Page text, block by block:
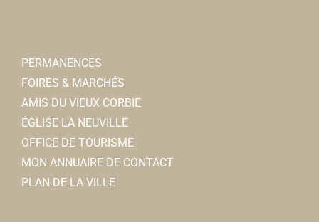
PERMANENCES
FOIRES & MARCHÉS
AMIS DU VIEUX CORBIE
ÉGLISE LA NEUVILLE
OFFICE DE TOURISME
MON ANNUAIRE DE CONTACT
PLAN DE LA VILLE